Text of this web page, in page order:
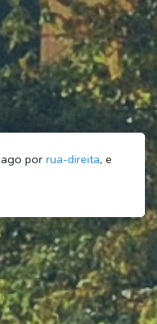
porrua-direita, e